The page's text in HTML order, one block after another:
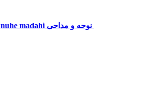
نوحه و مداحی nuhe madahi